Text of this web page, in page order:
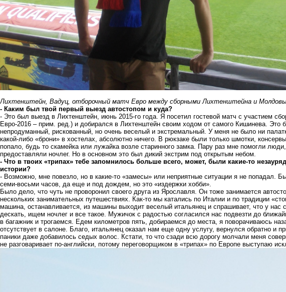
Лихтенштейн, Вадуц, отборочный матч Евро между сборными Лихтенштейна и
- Каким был твой первый выезд автостопом и куда?
- Это был выезд в Лихтенштейн, июнь 2015-го года. Я посетил гостевой матч с участием
Евро-2016 – прим. ред.) и добирался в Лихтенштейн своим ходом от самого Кишинева. Это
непродуманный, рискованный, но очень веселый и экстремальный. У меня не было ни
какой-либо «брони» в хостелах, абсолютно ничего. В рюкзаке были только шмотки,
попало, будь то скамейка или лужайка возле старинного замка. Пару раз мне помогли
предоставляли ночлег. Но в основном это был дикий экстрим под открытым небом.
- Что в твоих «трипах» тебе запомнилось больше всего, может, были какие-то
истории?
- Возможно, мне повезло, но в какие-то «замесы» или неприятные ситуации я не попадал.
семи-восьми часов, да еще и под дождем, но это «издержки хобби».
Было дело, что чуть не проворонил своего друга из Ярославля. Он тоже занимается
нескольких занимательных путешествиях. Как-то мы катались по Италии и по традиции
машина, останавливается, из машины выходит веселый итальянец и спрашивает, что у нас
дескать, ищем ночлег и все такое. Мужичок с радостью согласился нас подвезти до
в багажник и трогаемся. Едем километров пять, добираемся до места, я поворачиваюсь
отсутствует в салоне. Благо, итальянец оказал нам еще одну услугу, вернулся обратно и
паники даже добавилось седых волос. Кстати, то что сзади всю дорогу молчали меня
не разговаривает по-английски, потому переговорщиком в «трипах» по Европе выступаю